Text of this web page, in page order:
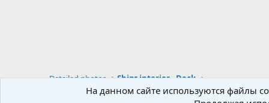
Detailed photos Ships interior - Deck
На данном сайте используются файлы